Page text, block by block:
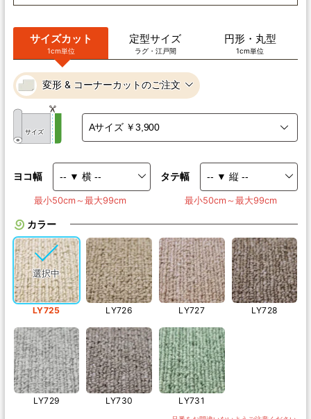
サイズカット
1cm単位
定型サイズ
ラグ・江戸間
円形・丸型
1cm単位
変形 & コーナーカットのご注文
サイズ
ヨコ幅 タテ幅
最小50cm～最大99cm 最小50cm～最大99cm
カラー
LY725 LY726 LY727 LY728
LY729 LY730 LY731